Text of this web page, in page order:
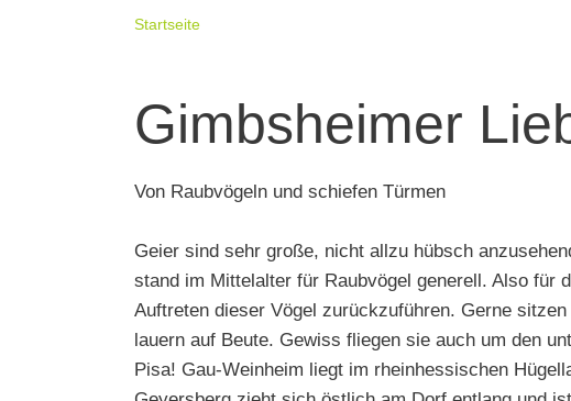
Startseite
Gimbsheimer
Von Raubvögeln und schiefen Türmen
Geier sind sehr große, nicht allzu hübsch
stand im Mittelalter für Raubvögel generell. Also für
Auftreten dieser Vögel zurückzuführen. Gerne
lauern auf Beute. Gewiss fliegen sie auch um den
Pisa! Gau-Weinheim liegt im rheinhessischen